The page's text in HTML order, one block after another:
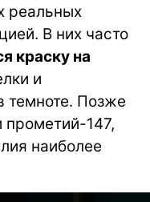
реальных
В них часто
краску на
и
темноте. Позже
прометий-147,
наиболее